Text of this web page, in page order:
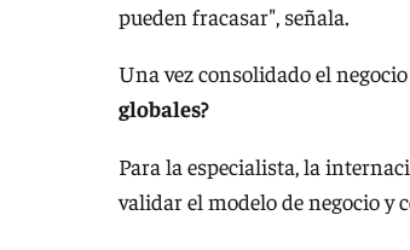
pueden fracasar", señala.
Una vez consolidado el
globales?
Para la especialista, la
validar el modelo de negocio y